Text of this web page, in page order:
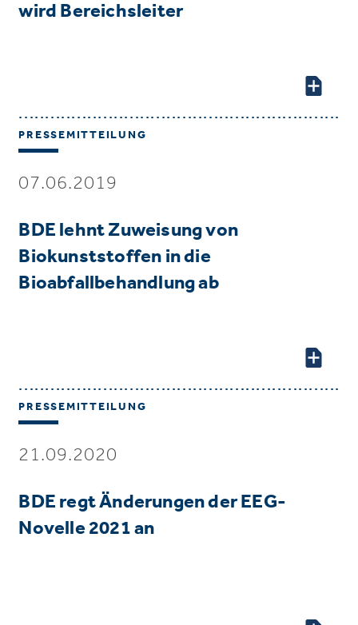
wird Bereichsleiter
PRESSEMITTEILUNG
07.06.2019
BDE lehnt Zuweisung von
Biokunststoffen in die
Bioabfallbehandlung ab
PRESSEMITTEILUNG
21.09.2020
BDE regt Änderungen der EEG-
Novelle 2021 an